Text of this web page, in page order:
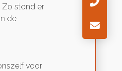
Zo stond er
de
voor